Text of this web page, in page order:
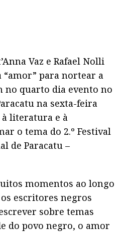
Vaz e Rafael Nolli
“amor” para nortear a
no quarto dia evento no
na sexta-feira
à literatura e à
o tema do 2.º Festival
de Paracatu –
momentos ao longo
escritores negros
sobre temas
do povo negro, o amor